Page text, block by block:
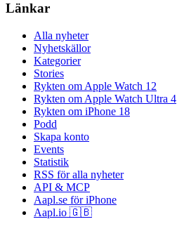
Länkar
Alla nyheter
Nyhetskällor
Kategorier
Stories
Rykten om Apple Watch 12
Rykten om Apple Watch Ultra 4
Rykten om iPhone 18
Podd
Skapa konto
Events
Statistik
RSS för alla nyheter
API & MCP
Aapl.se för iPhone
Aapl.io 🇬🇧